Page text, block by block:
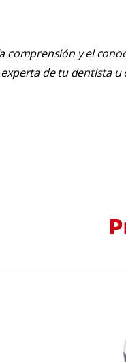
comprensión y el
de tu dentista